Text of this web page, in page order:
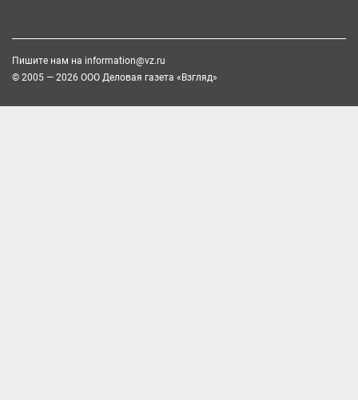
Пишите нам на information@vz.ru
© 2005 — 2026 ООО Деловая газета «Взгляд»